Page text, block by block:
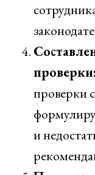
проверки:
проверки
и